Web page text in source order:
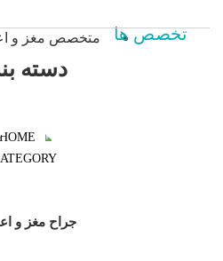
تخصص ها متخصص مغز و
دسته
جراح مغز و